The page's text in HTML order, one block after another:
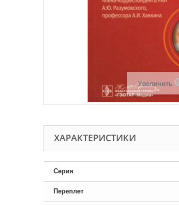
Увеличить
ХАРАКТЕРИСТИКИ
Серия
Переплет